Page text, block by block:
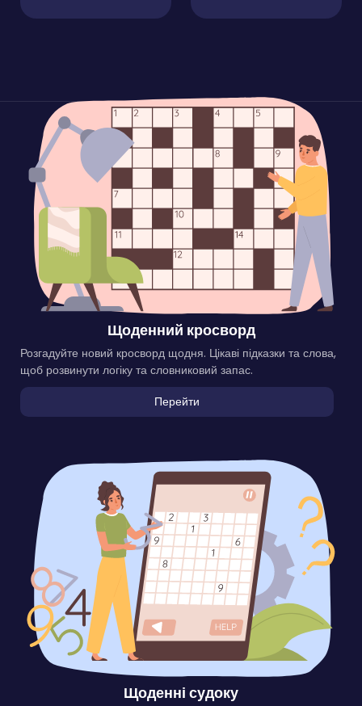
Щоденний кросворд
Розгадуйте новий кросворд щодня. Цікаві підказки та слова,
щоб розвинути логіку та словниковий запас.
Перейти
Щоденні судоку